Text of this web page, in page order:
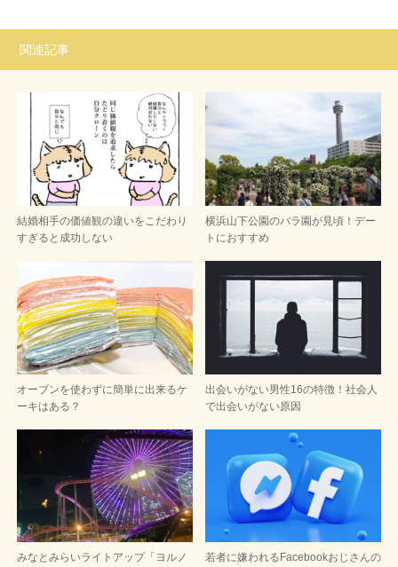
関連記事
結婚相手の価値観の違いをこだわり
すぎると成功しない
横浜山下公園のバラ園が見頃！デー
トにおすすめ
オーブンを使わずに簡単に出来るケ
ーキはある？
出会いがない男性16の特徴！社会人
で出会いがない原因
みなとみらいライトアップ「ヨルノ
若者に嫌われるFacebookおじさんの